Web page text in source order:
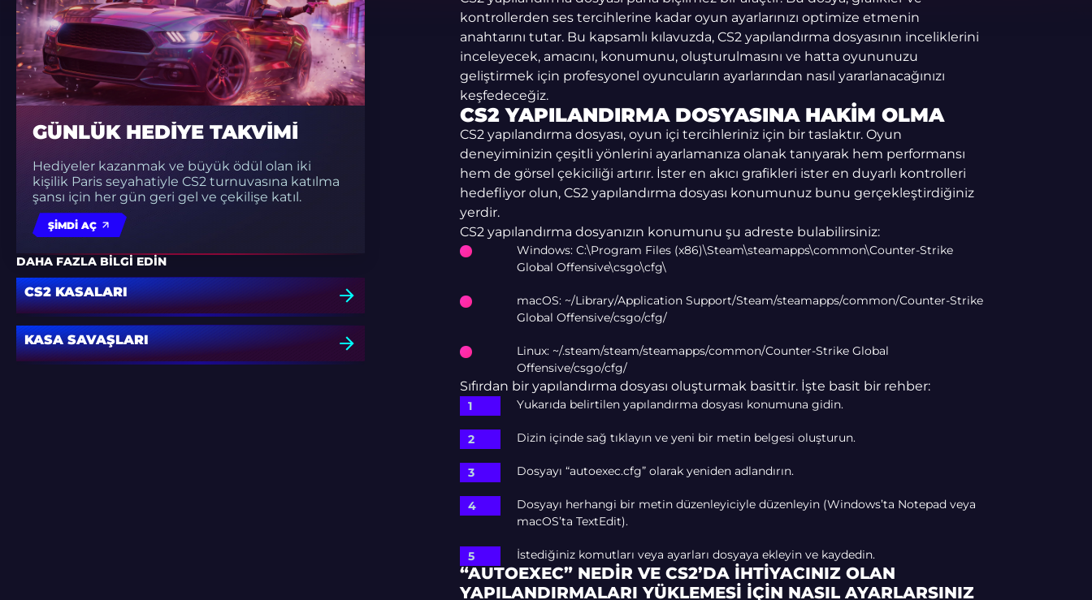
GÜNLÜK HEDIYE TAKVIMI
Hediyeler kazanmak ve büyük ödül olan iki
kişilik Paris seyahatiyle CS2 turnuvasına katılma
şansı için her gün geri gel ve çekilişe katıl.
ŞIMDI AÇ
DAHA FAZLA BILGI EDIN
CS2 KASALARI
KASA SAVAŞLARI
kontrollerden ses tercihlerine kadar oyun ayarlarınızı optimize etmenin
anahtarını tutar. Bu kapsamlı kılavuzda, CS2 yapılandırma dosyasının inceliklerini
inceleyecek, amacını, konumunu, oluşturulmasını ve hatta oyununuzu
geliştirmek için profesyonel oyuncuların ayarlarından nasıl yararlanacağınızı
keşfedeceğiz.
CS2 YAPILANDIRMA DOSYASINA HAKIM OLMA
CS2 yapılandırma dosyası, oyun içi tercihleriniz için bir taslaktır. Oyun
deneyiminizin çeşitli yönlerini ayarlamanıza olanak tanıyarak hem performansı
hem de görsel çekiciliği artırır. İster en akıcı grafikleri ister en duyarlı kontrolleri
hedefliyor olun, CS2 yapılandırma dosyası konumunuz bunu gerçekleştirdiğiniz
yerdir.
CS2 yapılandırma dosyanızın konumunu şu adreste bulabilirsiniz:
Windows: C:\Program Files (x86)\Steam\steamapps\common\Counter-Strike
Global Offensive\csgo\cfg\
macOS: ~/Library/Application Support/Steam/steamapps/common/Counter-Strike
Global Offensive/csgo/cfg/
Linux: ~/.steam/steam/steamapps/common/Counter-Strike Global
Offensive/csgo/cfg/
Sıfırdan bir yapılandırma dosyası oluşturmak basittir. İşte basit bir rehber:
Yukarıda belirtilen yapılandırma dosyası konumuna gidin.
Dizin içinde sağ tıklayın ve yeni bir metin belgesi oluşturun.
Dosyayı “autoexec.cfg” olarak yeniden adlandırın.
Dosyayı herhangi bir metin düzenleyiciyle düzenleyin (Windows’ta Notepad veya
macOS’ta TextEdit).
İstediğiniz komutları veya ayarları dosyaya ekleyin ve kaydedin.
“AUTOEXEC” NEDIR VE CS2’DA IHTIYACINIZ OLAN
YAPILANDIRMALARI YÜKLEMESI IÇIN NASIL AYARLARSINIZ